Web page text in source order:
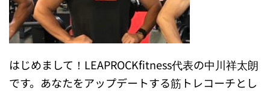
はじめまして！LEAPROCKfitness代表の中川祥太朗
です。あなたをアップデートする筋トレコーチとし